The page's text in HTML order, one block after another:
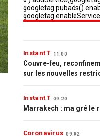
Instant T 11:00
Couvre-feu,
sur les nouvelles
Instant T 09:20
Marrakech : malgré le
Coronavirus 09:02